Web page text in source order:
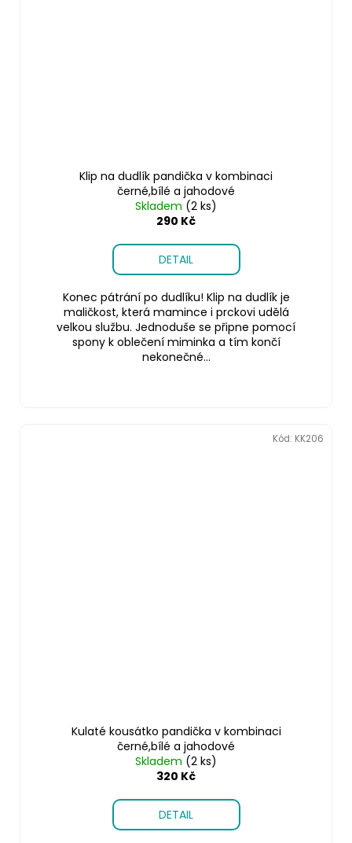
Klip na dudlík pandička v kombinaci
černé,bílé a jahodové
Skladem (2 ks)
290 Kč
DETAIL
Konec pátrání po dudlíku! Klip na dudlík je
maličkost, která mamince i prckovi udělá
velkou službu. Jednoduše se připne pomocí
spony k oblečení miminka a tím končí
nekonečné...
Kulaté kousátko pandička v kombinaci
černé,bílé a jahodové
Skladem (2 ks)
320 Kč
DETAIL
Kód: KK206